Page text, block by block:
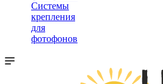
Системы
крепления
для
фотофонов